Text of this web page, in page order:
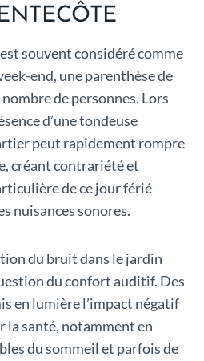
souvent considéré comme
end, une parenthèse de
de personnes. Lors
d’une tondeuse
peut rapidement rompre
créant contrariété et
de ce jour férié
nuisances sonores.
du bruit dans le jardin
du confort auditif. Des
en lumière l’impact négatif
la santé, notamment en
du sommeil et parfois de